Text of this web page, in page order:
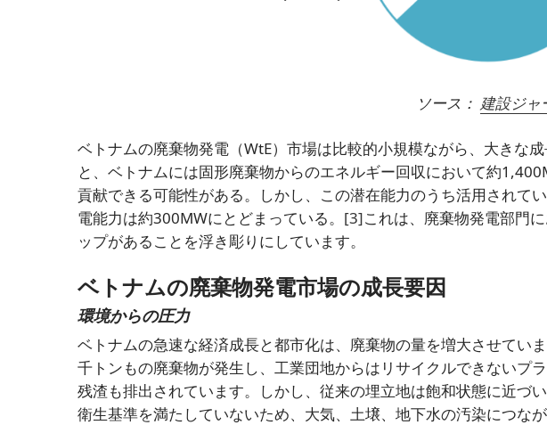
ソース： 建設ジャ
ベトナムの廃棄物発電（WtE）市場は比較的小規模ながら、大きな
と、ベトナムには固形廃棄物からのエネルギー回収において約
貢献できる可能性がある。しかし、この潜在能力のうち活用されて
電能力は約300MWにとどまっている。 [3]これは、廃棄物発電部門
ップがあることを浮き彫りにしています。
ベトナムの廃棄物発電市場の成長要因
環境からの圧力
ベトナムの急速な経済成長と都市化は、廃棄物の量を増大させてい
千トンもの廃棄物が発生し、工業団地からはリサイクルできないプ
残渣も排出されています。しかし、従来の埋立地は飽和状態に近づ
衛生基準を満たしていないため、大気、土壌、地下水の汚染につな